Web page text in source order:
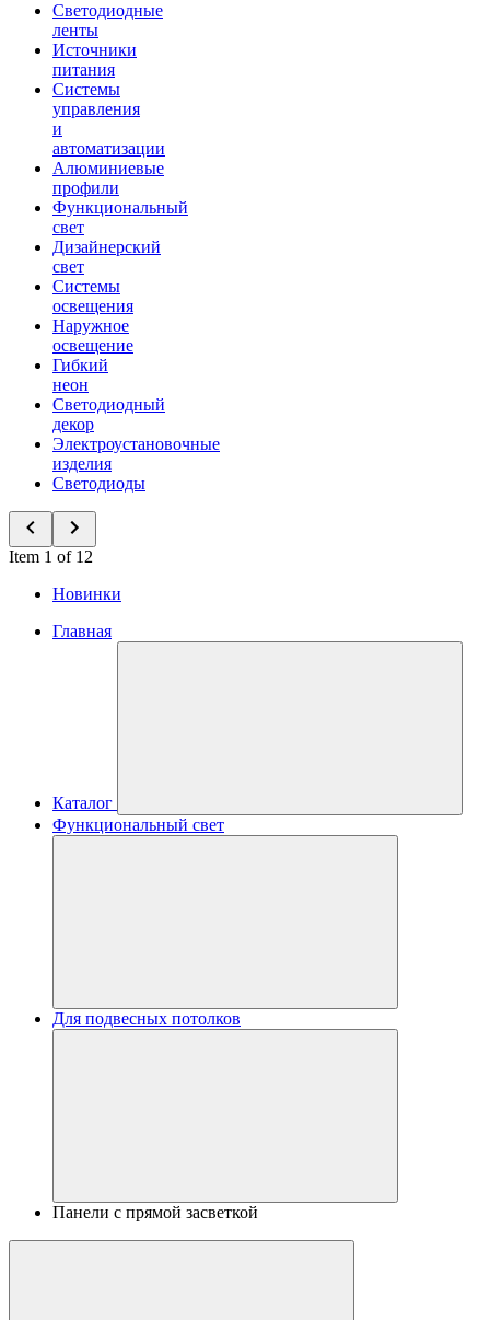
Светодиодные
ленты
Источники
питания
Системы
управления
и
автоматизации
Алюминиевые
профили
Функциональный
свет
Дизайнерский
свет
Системы
освещения
Наружное
освещение
Гибкий
неон
Светодиодный
декор
Электроустановочные
изделия
Светодиоды
Item 1 of 12
Новинки
Главная
Каталог
Функциональный свет
Для подвесных потолков
Панели с прямой засветкой